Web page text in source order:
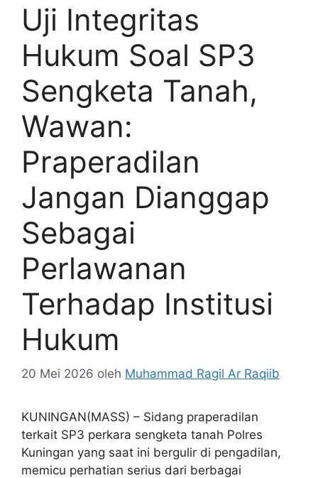
Uji Integritas
Hukum Soal SP3
Sengketa Tanah,
Wawan:
Praperadilan
Jangan Dianggap
Sebagai
Perlawanan
Terhadap Institusi
Hukum
20 Mei 2026 oleh Muhammad Ragil Ar Raqiib
KUNINGAN(MASS) – Sidang praperadilan
terkait SP3 perkara sengketa tanah Polres
Kuningan yang saat ini bergulir di pengadilan,
memicu perhatian serius dari berbagai